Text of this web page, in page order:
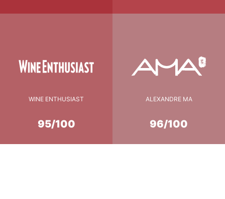
WINE ENTHUSIAST
95/100
ALEXANDRE MA
96/100